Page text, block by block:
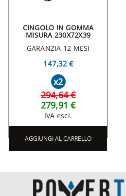
CINGOLO IN GOMMA
MISURA 230X72X39
GARANZIA 12 MESI
147,32 €
x2
294,64 €
279,91 €
IVA escl.
AGGIUNGI AL CARRELLO